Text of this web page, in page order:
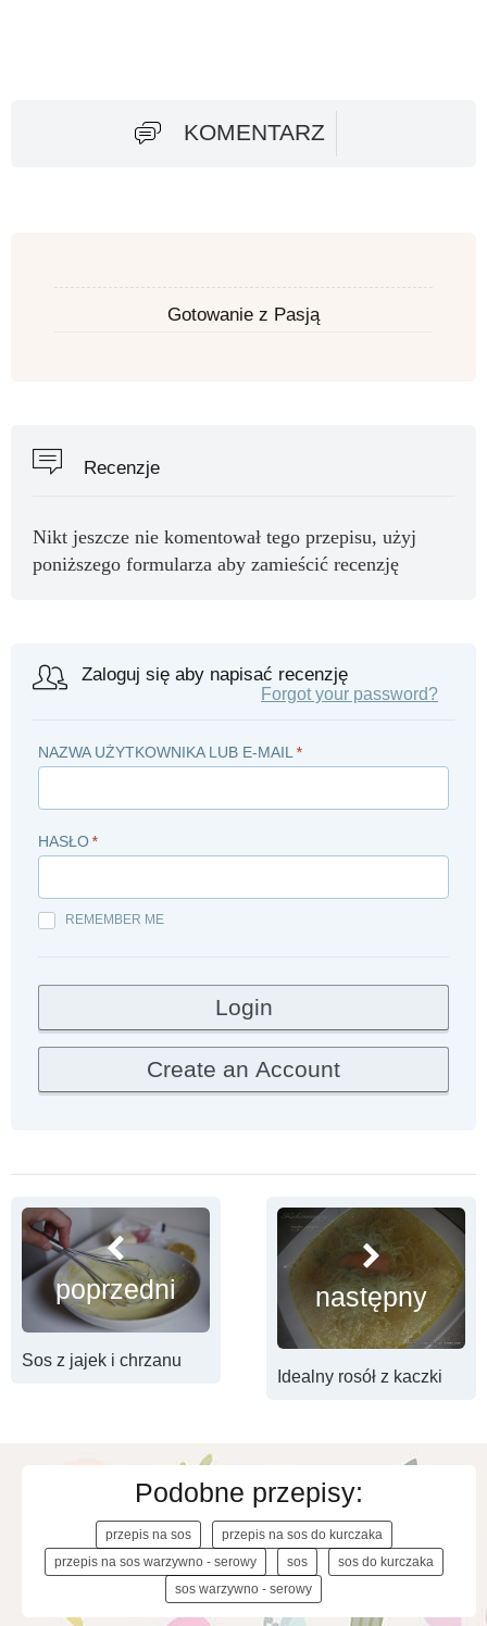
KOMENTARZ
Gotowanie z Pasją
Recenzje
Nikt jeszcze nie komentował tego przepisu, użyj
poniższego formularza aby zamieścić recenzję
Zaloguj się aby napisać recenzję
Forgot your password?
NAZWA UŻYTKOWNIKA LUB E-MAIL *
HASŁO *
REMEMBER ME
poprzedni
Sos z jajek i chrzanu
następny
Idealny rosół z kaczki
Podobne przepisy:
przepis na sos
przepis na sos do kurczaka
przepis na sos warzywno - serowy
sos
sos do kurczaka
sos warzywno - serowy